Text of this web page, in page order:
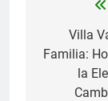
Villa
Familia:
la